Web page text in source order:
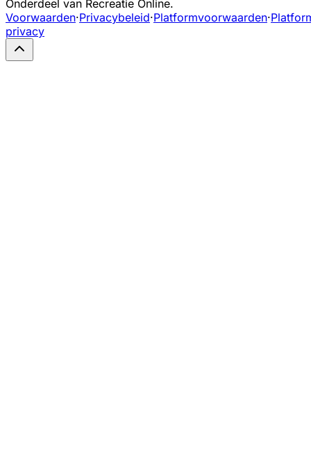
Onderdeel van Recreatie Online.
Voorwaarden·Privacybeleid·Platformvoorwaarden·
privacy